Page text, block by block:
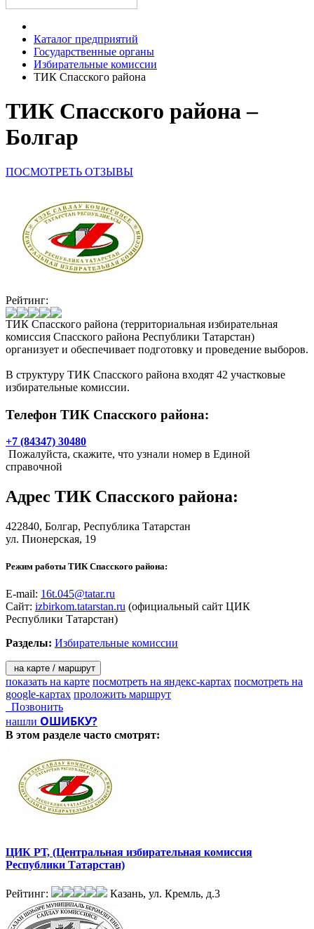
Каталог предприятий
Государственные органы
Избирательные комиссии
ТИК Спасского района
ТИК Спасского района –
Болгар
ПОСМОТРЕТЬ ОТЗЫВЫ
Рейтинг:
ТИК Спасского района (территориальная избирательная
комиссия Спасского района Республики Татарстан)
организует и обеспечивает подготовку и проведение выборов.
В структуру ТИК Спасского района входят 42 участковые
избирательные комиссии.
Телефон ТИК Спасского района:
+7 (84347) 30480
Пожалуйста, скажите, что узнали номер в Единой
справочной
Адрес ТИК Спасского района:
422840, Болгар, Республика Татарстан
ул. Пионерская, 19
Режим работы ТИК Спасского района:
E-mail: 16t.045@tatar.ru
Сайт: izbirkom.tatarstan.ru (официальный сайт ЦИК
Республики Татарстан)
Разделы: Избирательные комиссии
на карте / маршрут
показать на карте посмотреть на яндекс-картах посмотреть на
google-картах проложить маршрут
Позвонить
нашли ОШИБКУ?
В этом разделе часто смотрят:
ЦИК РТ, (Центральная избирательная комиссия
Республики Татарстан)
Рейтинг: Казань, ул. Кремль, д.3